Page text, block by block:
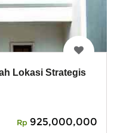
Lokasi Strategis
Rp 925,000,000